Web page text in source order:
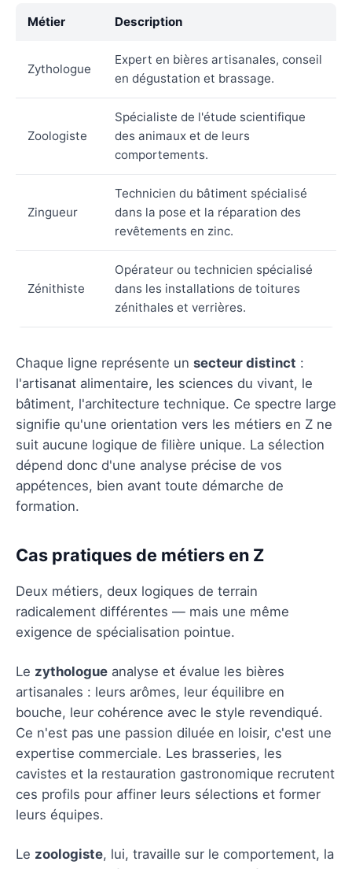
Métier Description
Zythologue
Expert en bières artisanales, conseil
en dégustation et brassage.
Zoologiste
Spécialiste de l'étude scientifique
des animaux et de leurs
comportements.
Zingueur
Technicien du bâtiment spécialisé
dans la pose et la réparation des
revêtements en zinc.
Zénithiste
Opérateur ou technicien spécialisé
dans les installations de toitures
zénithales et verrières.
Chaque ligne représente un secteur distinct :
l'artisanat alimentaire, les sciences du vivant, le
bâtiment, l'architecture technique. Ce spectre large
signifie qu'une orientation vers les métiers en Z ne
suit aucune logique de filière unique. La sélection
dépend donc d'une analyse précise de vos
appétences, bien avant toute démarche de
formation.
Cas pratiques de métiers en Z
Deux métiers, deux logiques de terrain
radicalement différentes — mais une même
exigence de spécialisation pointue.
Le zythologue analyse et évalue les bières
artisanales : leurs arômes, leur équilibre en
bouche, leur cohérence avec le style revendiqué.
Ce n'est pas une passion diluée en loisir, c'est une
expertise commerciale. Les brasseries, les
cavistes et la restauration gastronomique recrutent
ces profils pour affiner leurs sélections et former
leurs équipes.
Le zoologiste, lui, travaille sur le comportement, la